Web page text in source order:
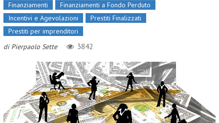
Finanziamenti
Finanziamenti a Fondo Perduto
Incentivi e Agevolazioni
Prestiti Finalizzati
Prestiti per imprenditori
di Pierpaolo Sette 3842